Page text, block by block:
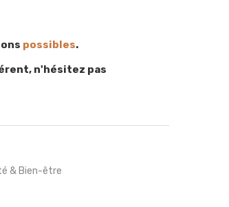
possibles.
n'hésitez pas
& Bien-être